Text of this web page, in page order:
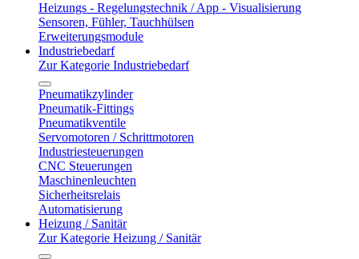
Heizungs - Regelungstechnik / App - Visualisierung
Sensoren, Fühler, Tauchhülsen
Erweiterungsmodule
Industriebedarf
Zur Kategorie Industriebedarf
Pneumatikzylinder
Pneumatik-Fittings
Pneumatikventile
Servomotoren / Schrittmotoren
Industriesteuerungen
CNC Steuerungen
Maschinenleuchten
Sicherheitsrelais
Automatisierung
Heizung / Sanitär
Zur Kategorie Heizung / Sanitär